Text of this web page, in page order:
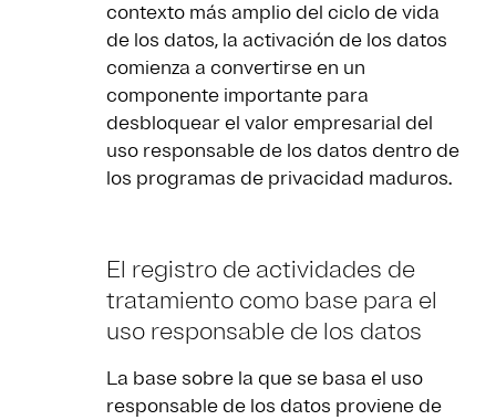
contexto más amplio del ciclo de vida
de los datos, la activación de los datos
comienza a convertirse en un
componente importante para
desbloquear el valor empresarial del
uso responsable de los datos dentro de
los programas de privacidad maduros.
El registro de actividades de
tratamiento como base para el
uso responsable de los datos
La base sobre la que se basa el uso
responsable de los datos proviene de